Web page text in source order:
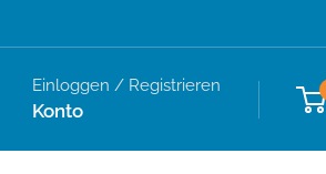
Einloggen / Registrieren
Konto